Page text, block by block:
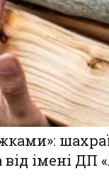
імені ДП